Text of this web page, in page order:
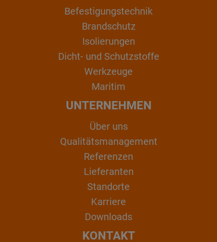
Befestigungstechnik
Brandschutz
Isolierungen
Dicht- und Schutzstoffe
Werkzeuge
Maritim
UNTERNEHMEN
Über uns
Qualitätsmanagement
Referenzen
Lieferanten
Standorte
Karriere
Downloads
KONTAKT